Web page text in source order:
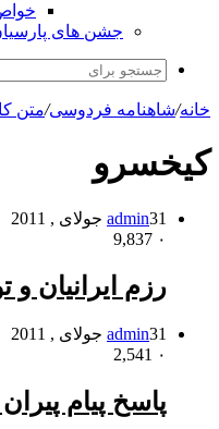
جشن های
خانه/شاهنامه فردوسی/متن
کیخسرو
admin31 جولای , 2011
۰
رزم ایرانیان و
admin31 جولای , 2011
۰
پاسخ پیام